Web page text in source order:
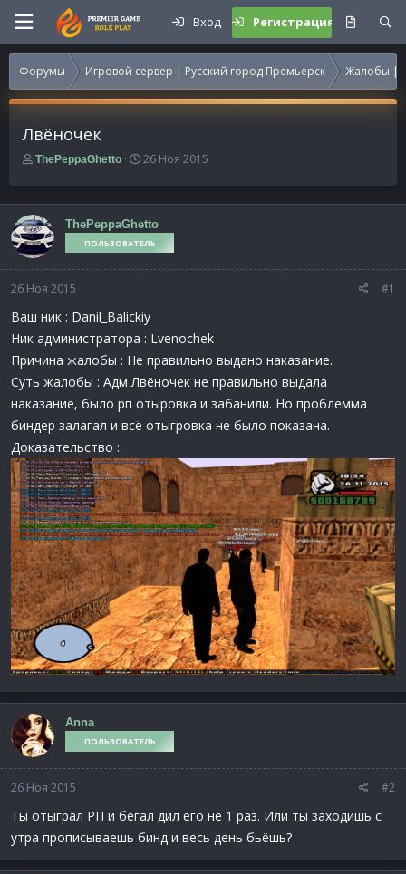
Вход Регистрация
Форумы Игровой сервер | Русский город Премьерск Жалобы |
Лвёночек
А
т
о
р
т
е
м
ы
ThePeppaGhetto
Д
т
а
н
а
ч
а
26 Ноя 2015
ThePeppaGhetto
ПОЛЬЗОВАТЕЛЬ
26 Ноя 2015 #1
Ваш ник : Danil_Balickiy
Ник администратора : Lvenochek
Причина жалобы : Не правильно выдано наказание.
Суть жалобы : Адм Лвёночек не правильно выдала
наказание, было рп отыровка и забанили. Но проблемма
биндер залагал и всё отыгровка не было показана.
Доказательство :
Anna
ПОЛЬЗОВАТЕЛЬ
26 Ноя 2015 #2
Ты отыграл РП и бегал дил его не 1 раз. Или ты заходишь с
утра прописываешь бинд и весь день бьёшь?